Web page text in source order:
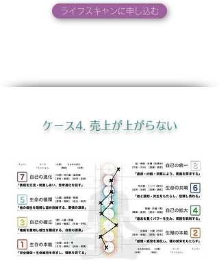
ライフスキャンに申し込む
ケース4. 売上が上がらない